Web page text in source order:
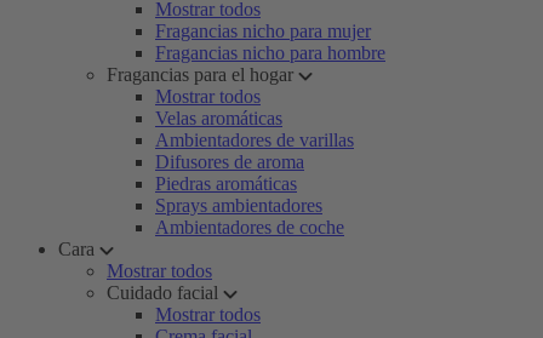
Mostrar todos
Fragancias nicho para mujer
Fragancias nicho para hombre
Fragancias para el hogar
Mostrar todos
Velas aromáticas
Ambientadores de varillas
Difusores de aroma
Piedras aromáticas
Sprays ambientadores
Ambientadores de coche
Cara
Mostrar todos
Cuidado facial
Mostrar todos